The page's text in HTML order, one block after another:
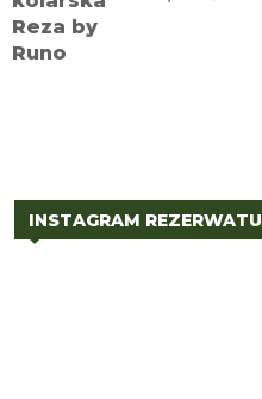
INSTAGRAM REZERWATU